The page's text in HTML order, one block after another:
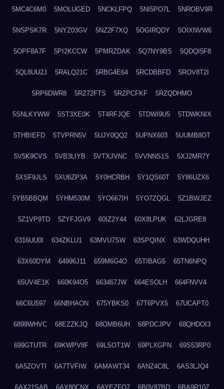
5MC4C6M0 5MOLUGED 5NCKLFPQ 5NI5PO7L 5NROBV9R
5NSPSK7R 5NYZ03GV 5NZ2F7XQ 5OGIRQDY 5OIXNVW6
5OPF8A7F 5PI2KCCW 5PMRZDAK 5Q7NY9BS 5QDQI5F8
5QL8UU2J 5RALQ21C 5RBG4E64 5RCDBBFD 5ROV8T2I
5RP6DWR8 5RZ72FTS 5RZPCFKF 5RZQDHMO
5SNLKYWW 5ST3XE0K 5T4RFJQE 5TDWI9U5 5TDWKNIX
5THBIEFD 5TVPRN5V 5UJY0QQ2 5UPNX603 5UUMB8OT
5V5K9CVS 5VB3LIYB 5VTXJVNC 5VVNNS1S 5XJ2MR7Y
5XSF9JLS 5XU6ZP3A 5Y0HCRBH 5Y1QS60T 5Y86UZX6
5YB5BBQM 5YHM530M 5YO667IH 5YO7ZQGL 5Z1BWJEZ
5Z1VP9TD 5ZYFJGV9 60IZ2Y44 60X8LPUK 62LJGRE8
6316UU0I 634ZKLU1 63MVU7SW 63SPQINX 63WDQUHH
63X60DYM 64996J11 659M6G4O 65TIBAG5 65TN6NPQ
65UV4E1K 660K94O5 663467JW 664ESOLH 664FNVV4
66C6U597 66NBHAON 675YBKS0 67T6PVX5 67UCAPT0
6899WHVC 68EZZKJQ 68OMB6UH 68PDCJPV 68QHDOI3
699GTUTR 69KWPV8F 69LSOT1W 69PLXGPN 69S53RP0
6A5ZOVTI 6A7TVFIW 6AMAWT34 6ANZ4C8L 6AS3LJQ4
6AX21SAB 6AX80CNX 6AYEZFQ7 6B0V87BD 6BA9R10Z